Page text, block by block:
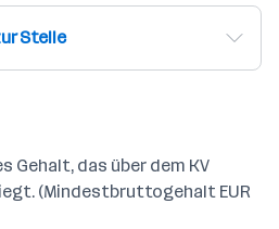
Stelle
Gehalt, das über dem KV
(Mindestbruttogehalt EUR